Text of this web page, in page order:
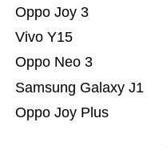
Oppo Joy Plus
Samsung Galaxy J1
Oppo Neo 3
Vivo Y15
Oppo Joy 3